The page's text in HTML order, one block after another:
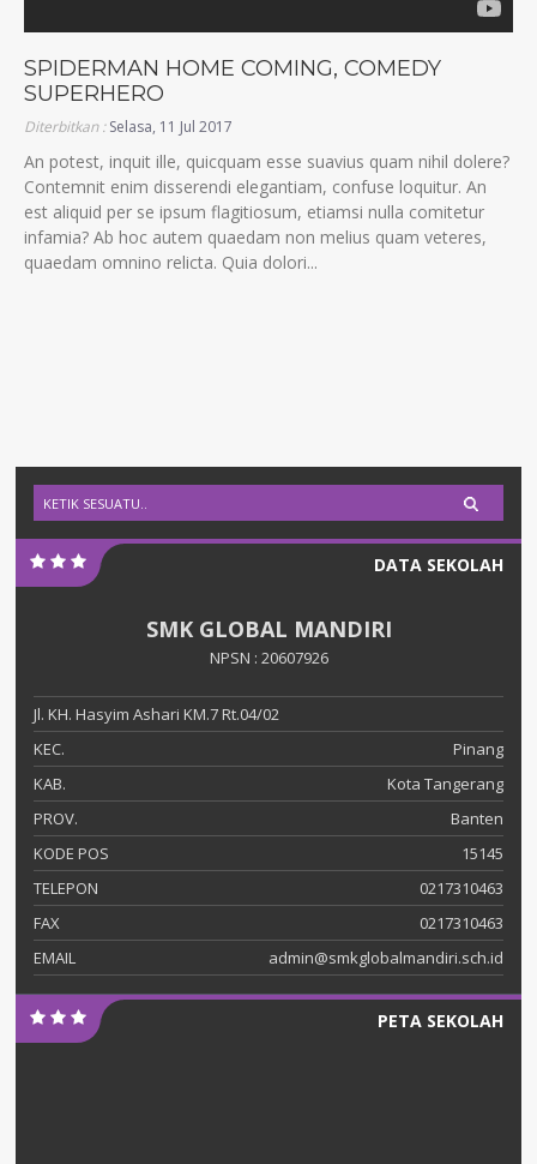
SPIDERMAN HOME COMING, COMEDY
SUPERHERO
Diterbitkan :Selasa, 11 Jul 2017
An potest, inquit ille, quicquam esse suavius quam nihil dolere?
Contemnit enim disserendi elegantiam, confuse loquitur. An
est aliquid per se ipsum flagitiosum, etiamsi nulla comitetur
infamia? Ab hoc autem quaedam non melius quam veteres,
quaedam omnino relicta. Quia dolori...
DATA SEKOLAH
SMK GLOBAL MANDIRI
NPSN : 20607926
Jl. KH. Hasyim Ashari KM.7 Rt.04/02
KEC.
Pinang
KAB.
Kota Tangerang
PROV.
Banten
KODE POS
15145
TELEPON
0217310463
FAX
0217310463
EMAIL
admin@smkglobalmandiri.sch.id
PETA SEKOLAH